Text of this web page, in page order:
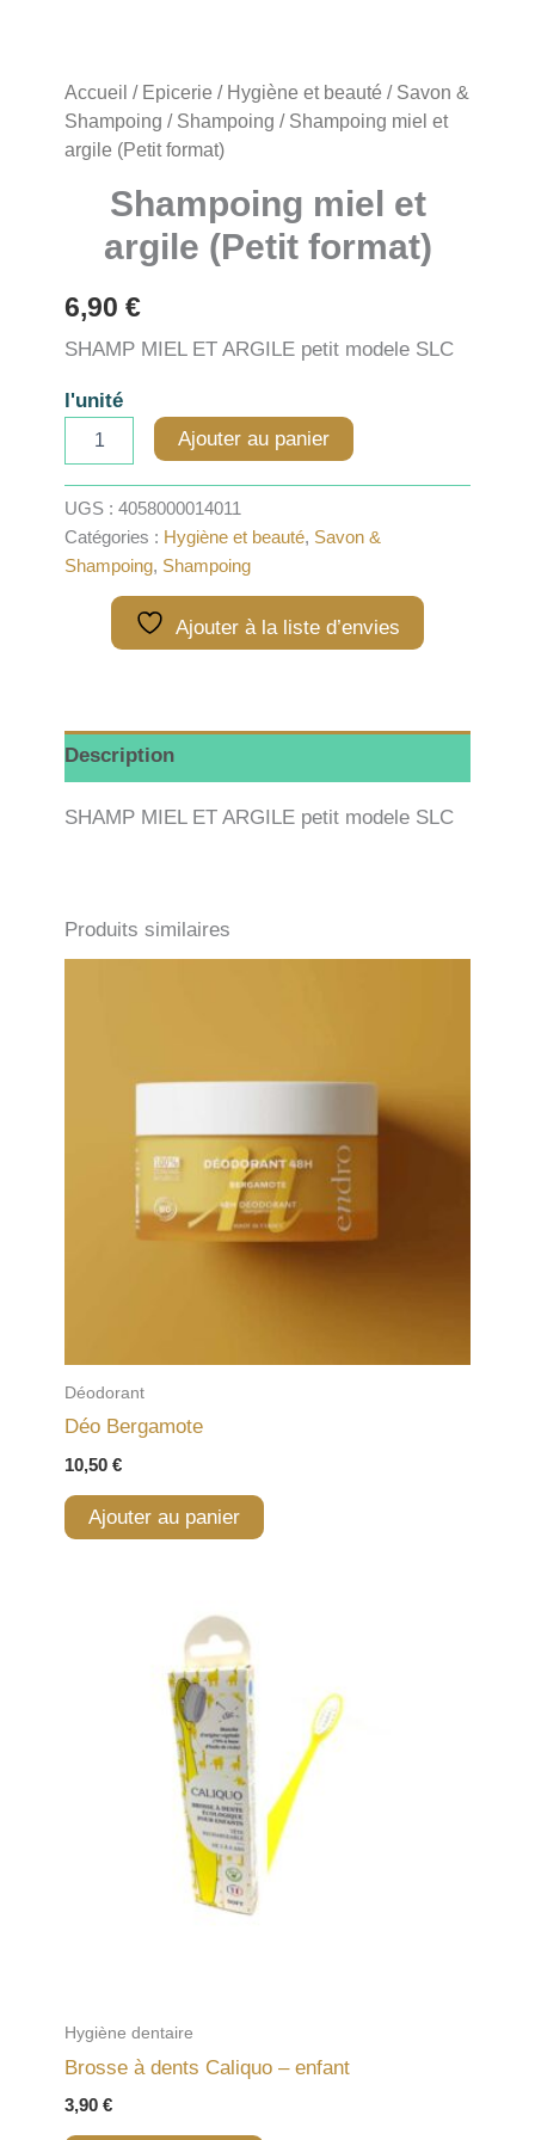
Accueil / Epicerie / Hygiène et beauté / Savon &
Shampoing / Shampoing / Shampoing miel et
argile (Petit format)
Shampoing miel et
argile (Petit format)
6,90 €
SHAMP MIEL ET ARGILE petit modele SLC
l'unité
miel
argile
(Petit
format)
Ajouter au panier
UGS : 4058000014011
Catégories : Hygiène et beauté, Savon &
Shampoing, Shampoing
Ajouter à la liste d’envies
Description
SHAMP MIEL ET ARGILE petit modele SLC
Produits similaires
Déodorant
Déo Bergamote
10,50 €
Ajouter au panier
Hygiène dentaire
Brosse à dents Caliquo – enfant
3,90 €